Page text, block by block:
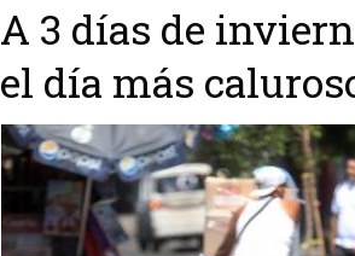
A 3 días de
el día más